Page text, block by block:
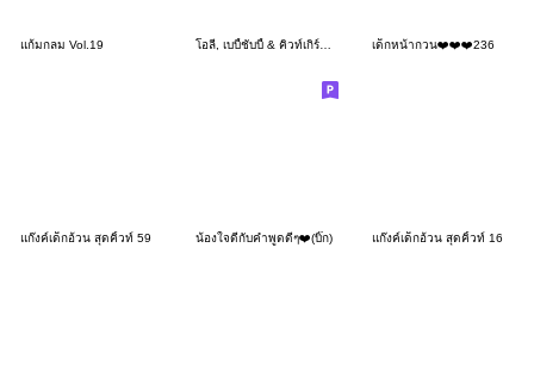
แก้มกลม Vol.19 โอลี่, เบบี้ชับบี้ & คิวท์เกิร์ล ชุดชมพู เด็กหน้ากวน❤️❤️❤️236
แก๊งค์เด็กอ้วน สุดคิ้วท์ 59 น้องใจดีกับคำพูดดีๆ❤️(บิ๊ก) แก๊งค์เด็กอ้วน สุดคิ้วท์ 16